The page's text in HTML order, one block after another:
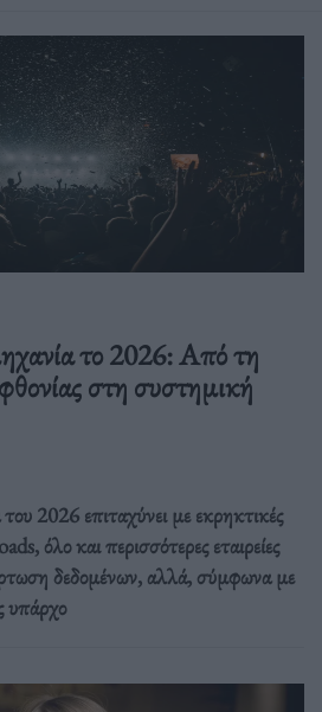
το 2026: Από τη
στη συστημική
2026 επιταχύνει με εκρηκτικές
όλο και περισσότερες εταιρείες
δεδομένων, αλλά, σύμφωνα με
υπάρχο